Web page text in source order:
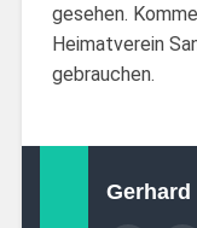
gesehen.
Heimatverein
gebrauchen.
Gerhard